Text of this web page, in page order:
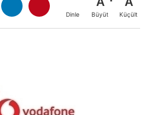
Dinle Büyüt Küçült